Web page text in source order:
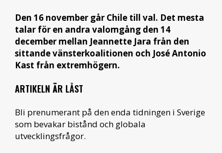
Den 16 november går Chile till val. Det mesta
talar för en andra valomgång den 14
december mellan Jeannette Jara från den
sittande vänsterkoalitionen och José Antonio
Kast från extremhögern.
ARTIKELN ÄR LÅST
Bli prenumerant på den enda tidningen i Sverige
som bevakar bistånd och globala
utvecklingsfrågor.